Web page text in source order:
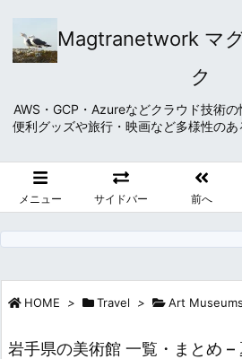
Magtranetwork マ
ク
AWS・GCP・Azureなどクラウド技術
便利グッズや旅行・映画など多様性のあ
メニュー サイドバー 前へ
HOME > Travel > Art Museums
岩手県の美術館 一覧・まとめ –